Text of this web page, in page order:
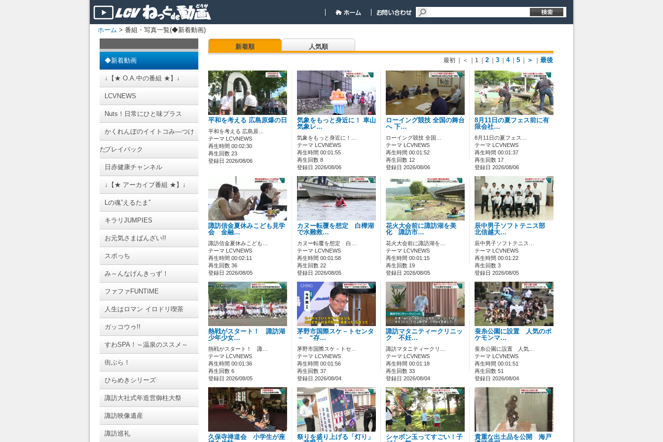
ホーム > 番組・写真一覧(◆新着動画)
◆新着動画
↓【★ O.A.中の番組 ★】↓
LCVNEWS
Nuts！日常にひと味プラス
かくれんぼのイイトコみ―つけ
たプレイバック
日赤健康チャンネル
↓【★ アーカイブ番組 ★】↓
Lの魂”えるたま”
キラリJUMPIES
お元気さまばんざい!!
スポっち
み～んなげんきっず！
ファファFUNTIME
人生はロマン イロドリ喫茶
ガッコウゥ!!
すわSPA！～温泉のススメ～
街ぶら！
ひらめきシリーズ
諏訪大社式年造営御柱大祭
諏訪映像遺産
諏訪巡礼
新着順 人気順
最初 ｜＜ ｜1 2 3 4 5 ＞ 最後
平和を考える 広島原爆の日
平和を考える 広島原…
テーマ LCVNEWS
再生時間 00:02:30
再生回数 23
登録日 2026/08/06
気象をもっと身近に！ 車山
気象レ…
気象をもっと身近に！…
テーマ LCVNEWS
再生時間 00:01:55
再生回数 8
登録日 2026/08/06
ローイング競技 全国の舞台
へ 下…
ローイング競技 全国…
テーマ LCVNEWS
再生時間 00:01:52
再生回数 12
登録日 2026/08/06
8月11日の夏フェス前に有
限会社…
8月11日の夏フェス…
テーマ LCVNEWS
再生時間 00:01:37
再生回数 17
登録日 2026/08/06
諏訪信金夏休みこども見学
会 金融…
諏訪信金夏休みこども…
テーマ LCVNEWS
再生時間 00:02:11
再生回数 36
登録日 2026/08/05
カヌー転覆を想定 白樺湖
で水難救…
カヌー転覆を想定 白…
テーマ LCVNEWS
再生時間 00:01:58
再生回数 22
登録日 2026/08/05
花火大会前に諏訪湖を美
化 諏訪市…
花火大会前に諏訪湖を…
テーマ LCVNEWS
再生時間 00:01:15
再生回数 19
登録日 2026/08/05
辰中男子ソフトテニス部
北信越大…
辰中男子ソフトテニス…
テーマ LCVNEWS
再生時間 00:01:22
再生回数 3
登録日 2026/08/05
熱戦がスタート！ 諏訪湖
少年少女…
熱戦がスタート！ 諏…
テーマ LCVNEWS
再生時間 00:01:36
再生回数 6
登録日 2026/08/05
茅野市国際スケ－トセンタ
－ “存…
茅野市国際スケ－トセ…
テーマ LCVNEWS
再生時間 00:01:56
再生回数 37
登録日 2026/08/04
諏訪マタニティークリニッ
ク 不妊…
諏訪マタニティークリ…
テーマ LCVNEWS
再生時間 00:01:18
再生回数 33
登録日 2026/08/04
蚕糸公園に設置 人気のポ
ケモンマ…
蚕糸公園に設置 人気…
テーマ LCVNEWS
再生時間 00:01:51
再生回数 51
登録日 2026/08/04
久保寺禅道会 小学生が座
祭りを盛り上げる「灯り」
シャボン玉ってすごい！子
貴重な出土品を公開 海戸